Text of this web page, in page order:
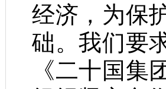
经济，为保
础。我们要
《二十国